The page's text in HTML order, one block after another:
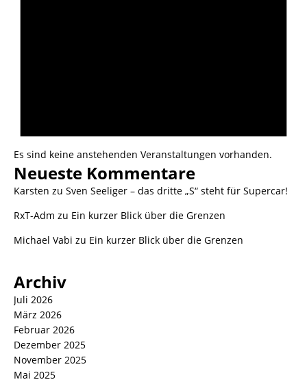
Es sind keine anstehenden Veranstaltungen vorhanden.
Neueste Kommentare
Karsten zu Sven Seeliger – das dritte „S“ steht für Supercar!
RxT-Adm zu Ein kurzer Blick über die Grenzen
Michael Vabi zu Ein kurzer Blick über die Grenzen
Archiv
Juli 2026
März 2026
Februar 2026
Dezember 2025
November 2025
Mai 2025